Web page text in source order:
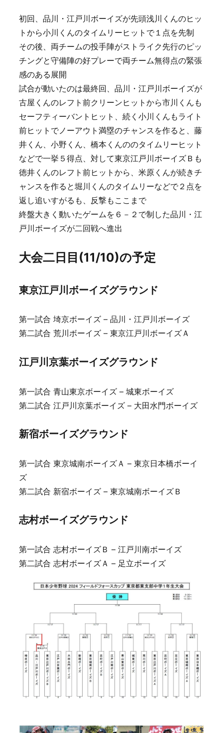
初回、品川・江戸川ボーイズが先頭浅川くんのヒッ
トから小川くんのタイムリーヒットで１点を先制
その後、両チームの投手陣がストライク先行のピッ
チングと守備陣の好プレーで両チーム無得点の緊張
感のある展開
試合が動いたのは最終回、品川・江戸川ボーイズが
古屋くんのレフト前クリーンヒットから市川くんも
セーフティーバントヒット、続く小川くんもライト
前ヒットでノーアウト満塁のチャンスを作ると、藤
井くん、小野くん、橋本くんののタイムリーヒット
などで一挙５得点、対して東京江戸川ボーイズＢも
徳井くんのレフト前ヒットから、米原くんが続きチ
ャンスを作ると堀川くんのタイムリーなどで２点を
返し追いすがるも、反撃もここまで
終盤大きく動いたゲームを６－２で制した品川・江
戸川ボーイズが二回戦へ進出
大会二日目(11/10)の予定
東京江戸川ボーイズグラウンド
第一試合 埼京ボーイズ – 品川・江戸川ボーイズ
第二試合 荒川ボーイズ – 東京江戸川ボーイズＡ
江戸川京葉ボーイズグラウンド
第一試合 青山東京ボーイズ – 城東ボーイズ
第二試合 江戸川京葉ボーイズ – 大田水門ボーイズ
新宿ボーイズグラウンド
第一試合 東京城南ボーイズＡ – 東京日本橋ボーイ
ズ
第二試合 新宿ボーイズ – 東京城南ボーイズＢ
志村ボーイズグラウンド
第一試合 志村ボーイズＢ – 江戸川南ボーイズ
第二試合 志村ボーイズＡ – 足立ボーイズ